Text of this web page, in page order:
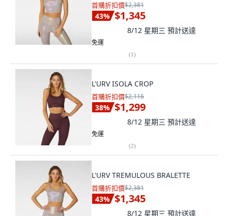
首購折扣價$2,381
43% $1,345
8/12 星期三 預計送達
免運
(1)
L'URV ISOLA CROP
首購折扣價$2,116
38% $1,299
8/12 星期三 預計送達
免運
(2)
L'URV TREMULOUS BRALETTE
首購折扣價$2,381
43% $1,345
8/12 星期三 預計送達